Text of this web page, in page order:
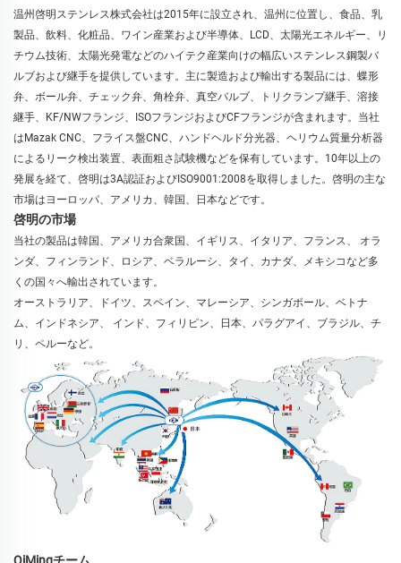
温州啓明ステンレス株式会社は2015年に設立され、温州に位置し、食品、乳
製品、飲料、化粧品、ワイン産業および半導体、LCD、太陽光エネルギー、リ
チウム技術、太陽光発電などのハイテク産業向けの幅広いステンレス鋼製バ
ルブおよび継手を提供しています。主に製造および輸出する製品には、蝶形
弁、ボール弁、チェック弁、角栓弁、真空バルブ、トリクランプ継手、溶接
継手、KF/NWフランジ、ISOフランジおよびCFフランジが含まれます。当社
はMazak CNC、フライス盤CNC、ハンドヘルド分光器、ヘリウム質量分析器
によるリーク検出装置、表面粗さ試験機などを保有しています。10年以上の
発展を経て、啓明は3A認証およびISO9001:2008を取得しました。啓明の主な
市場はヨーロッパ、アメリカ、韓国、日本などです。
啓明の市場
当社の製品は韓国、アメリカ合衆国、イギリス、イタリア、フランス、 オラ
ンダ、フィンランド、ロシア、ベラルーシ、タイ、カナダ、メキシコなど多
くの国々へ輸出されています。
オーストラリア、ドイツ、スペイン、マレーシア、シンガポール、ベトナ
ム、インドネシア、 インド、フィリピン、日本、パラグアイ、ブラジル、チ
リ、ペルーなど。